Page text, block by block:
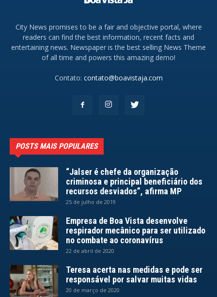
City News promises to be a fair and objective portal, where
readers can find the best information, recent facts and
entertaining news. Newspaper is the best selling News Theme
of all time and powers this amazing demo!
Contato: contato@boavistaja.com
POSTS MAIS POPULARES
“Jalser é chefe da organização
criminosa e principal beneficiário dos
recursos desviados”, afirma MP
25 de julho de 2019
Empresa de Boa Vista desenvolve
respirador mecânico para ser utilizado
no combate ao coronavírus
22 de abril de 2020
Teresa acerta nas medidas e pode ser
responsável por salvar muitas vidas
20 de março de 2020